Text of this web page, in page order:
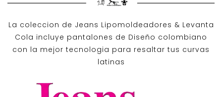
La coleccion de Jeans Lipomoldeadores & Levanta
Cola incluye pantalones de Diseño colombiano
con la mejor tecnologia para resaltar tus curvas
latinas